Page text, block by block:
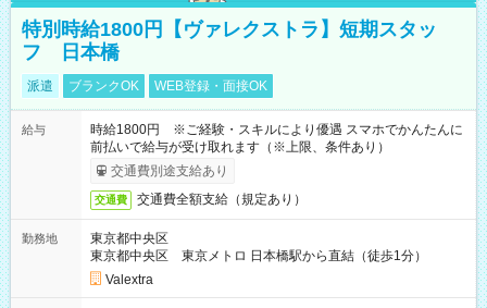
特別時給1800円【ヴァレクストラ】短期スタッ
フ 日本橋
派遣 ブランクOK WEB登録・面接OK
給与
時給1800円 ※ご経験・スキルにより優遇 スマホでかんたんに
前払いで給与が受け取れます（※上限、条件あり）
交通費別途支給あり
交通費 交通費全額支給（規定あり）
勤務地
東京都中央区
東京都中央区 東京メトロ 日本橋駅から直結（徒歩1分）
Valextra